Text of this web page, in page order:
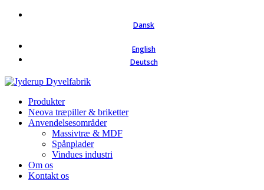
Skip
content
Dansk
English
Deutsch
search
Menu
Produkter
Neova træpiller & briketter
Anvendelsesområder
Massivtræ & MDF
Spånplader
Vindues industri
Om os
Kontakt os